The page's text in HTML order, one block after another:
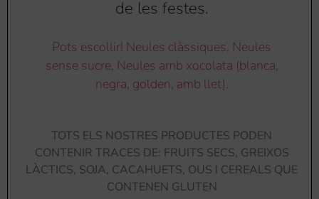
de les festes.
Pots escollir! Neules clàssiques, Neules
sense sucre, Neules amb xocolata (blanca,
negra, golden, amb llet).
TOTS ELS NOSTRES PRODUCTES PODEN
CONTENIR TRACES DE: FRUITS SECS, GREIXOS
LÀCTICS, SOJA, CACAHUETS, OUS I CEREALS QUE
CONTENEN GLUTEN